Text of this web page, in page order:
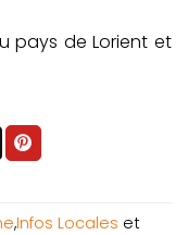
pays de Lorient et
,Infos Locales et